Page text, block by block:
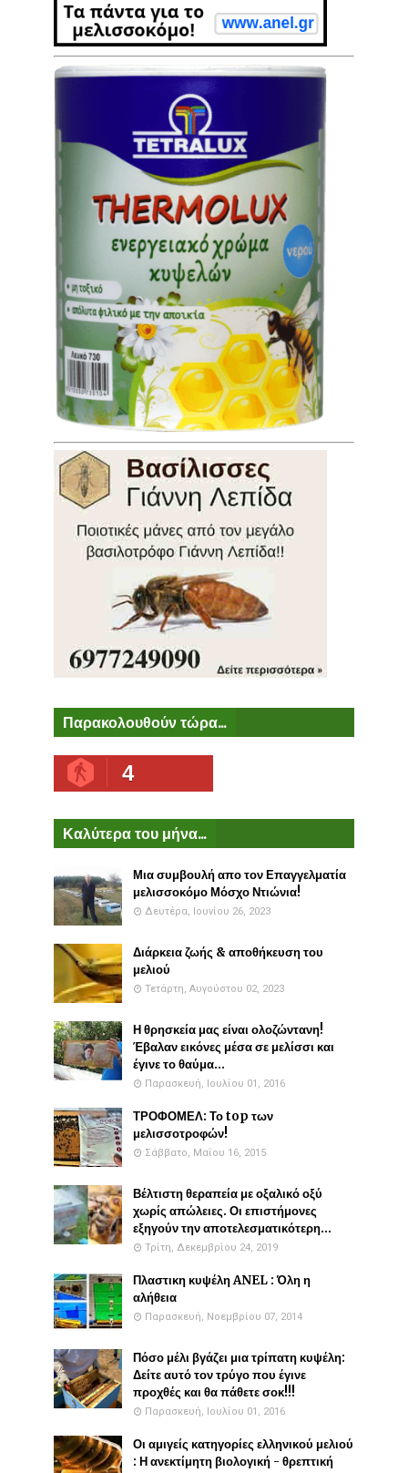
Παρακολουθούν τώρα...
4
Καλύτερα του μήνα...
Μια συμβουλή απο τον Επαγγελματία
μελισσοκόμο Μόσχο Ντιώνια!
Δευτέρα, Ιουνίου 26, 2023
Διάρκεια ζωής & αποθήκευση του
μελιού
Τετάρτη, Αυγούστου 02, 2023
Η θρησκεία μας είναι ολοζώντανη!
Έβαλαν εικόνες μέσα σε μελίσσι και
έγινε το θαύμα...
Παρασκευή, Ιουλίου 01, 2016
ΤΡΟΦΟΜΕΛ: Το top των
μελισσοτροφών!
Σάββατο, Μαΐου 16, 2015
Βέλτιστη θεραπεία με οξαλικό οξύ
χωρίς απώλειες. Οι επιστήμονες
εξηγούν την αποτελεσματικότερη...
Τρίτη, Δεκεμβρίου 24, 2019
Πλαστικη κυψέλη ANEL : Όλη η
αλήθεια
Παρασκευή, Νοεμβρίου 07, 2014
Πόσο μέλι βγάζει μια τρίπατη κυψέλη:
Δείτε αυτό τον τρύγο που έγινε
προχθές και θα πάθετε σοκ!!!
Παρασκευή, Ιουλίου 01, 2016
Οι αμιγείς κατηγορίες ελληνικού μελιού
: Η ανεκτίμητη βιολογική - θρεπτική